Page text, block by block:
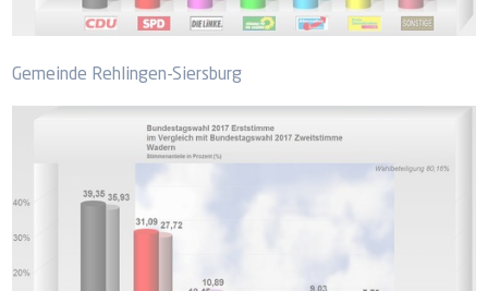
Gemeinde Rehlingen-Siersburg